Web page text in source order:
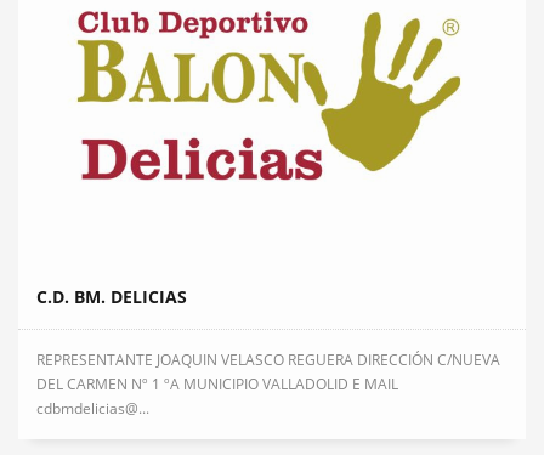
C.D. BM. DELICIAS
REPRESENTANTE JOAQUIN VELASCO REGUERA DIRECCIÓN C/NUEVA
DEL CARMEN Nº 1 ºA MUNICIPIO VALLADOLID E MAIL
cdbmdelicias@...